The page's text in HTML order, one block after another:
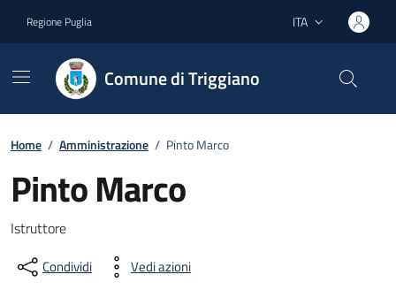
Regione Puglia Lingua attiva:
ITA
Comune di Triggiano
Home / Amministrazione / Pinto Marco
Pinto Marco
Dettagli del documento
Istruttore
Condividi Vedi azioni